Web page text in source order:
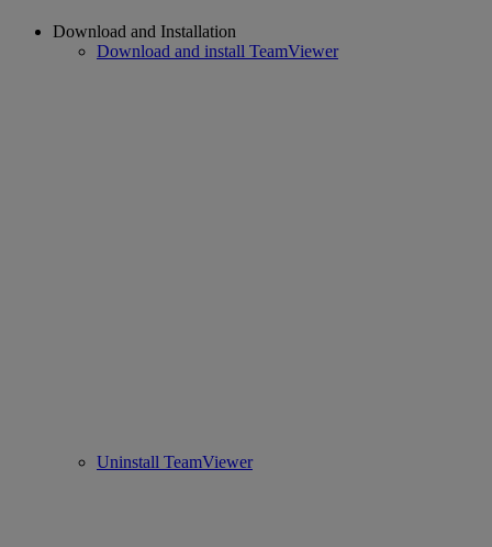
Download and Installation
Download and install TeamViewer
Uninstall TeamViewer